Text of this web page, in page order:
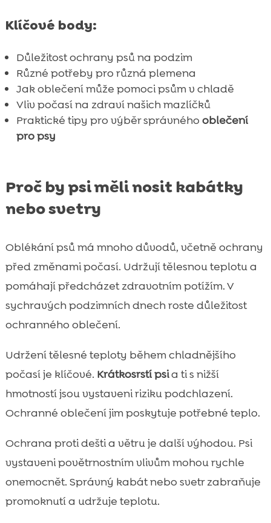
oblečení pro psy
zdravotních problémech?
 Recenze: CricksyDog krmivo pro psy
Ošetření a komfort vašeho psa v chladném
počasí
Když pes nechce nosit oblečení
Klíčové body:
Důležitost ochrany psů na podzim
Různé potřeby pro různá plemena
Jak oblečení může pomoci psům v chladě
Vliv počasí na zdraví našich mazlíčků
Praktické tipy pro výběr správného oblečení
pro psy
Proč by psi měli nosit kabátky
nebo svetry
Oblékání psů má mnoho důvodů, včetně ochrany
před změnami počasí. Udržují tělesnou teplotu a
pomáhají předcházet zdravotním potížím. V
sychravých podzimních dnech roste důležitost
ochranného oblečení.
Udržení tělesné teploty během chladnějšího
počasí je klíčové. Krátkosrstí psia ti s nižší
hmotností jsou vystaveni riziku podchlazení.
Ochranné oblečení jim poskytuje potřebné teplo.
Ochrana proti dešti a větru je další výhodou. Psi
vystaveni povětrnostním vlivům mohou rychle
onemocnět. Správný kabát nebo svetr zabraňuje
promoknutí a udržuje teplotu.